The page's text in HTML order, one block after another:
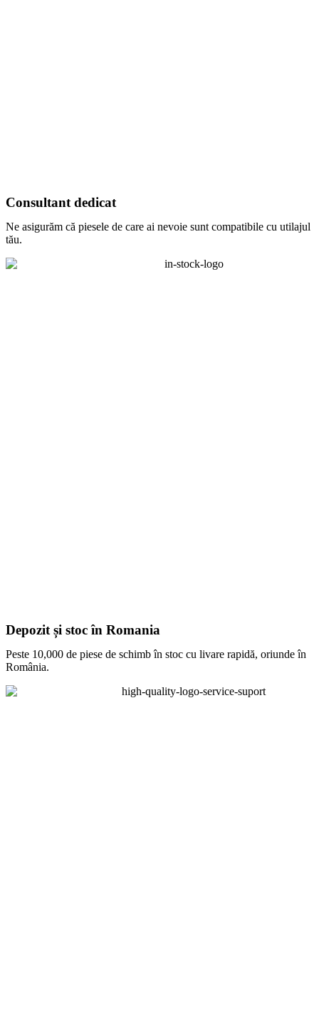
Consultant dedicat
Ne asigurăm că piesele de care ai nevoie sunt compatibile cu utilajul
tău.
Depozit și stoc în Romania
Peste 10,000 de piese de schimb în stoc cu livare rapidă, oriunde în
România.